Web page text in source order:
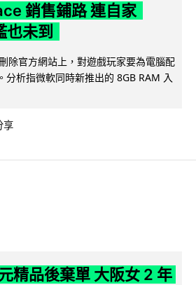
銷售鋪路 連自家
未到
除官方網站上，對遊戲玩家要為電腦配
分析指微軟同時新推出的 8GB RAM 入
享
精品後棄單 大阪女 2 年